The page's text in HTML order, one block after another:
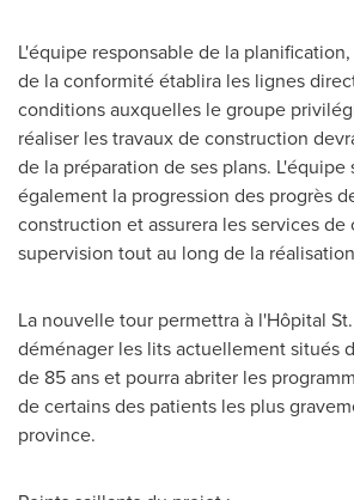
L'équipe responsable de la
de la conformité établira les lignes
conditions auxquelles le groupe
réaliser les travaux de construction
de la préparation de ses plans. L'équipe
également la progression des progrès
construction et assurera les services
supervision tout au long de la
La nouvelle tour permettra à l'Hôpital
déménager les lits actuellement situés
de 85 ans et pourra abriter les
de certains des patients les plus
province.